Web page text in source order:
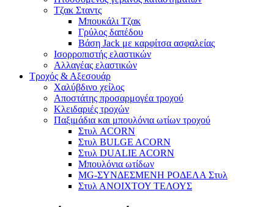
Τζακ Σταντς
Μπουκάλι Τζακ
Γρύλος δαπέδου
Βάση Jack με καρφίτσα ασφαλείας
Ισορροπιστής ελαστικών
Αλλαγέας ελαστικών
Τροχός & Αξεσουάρ
Χαλύβδινο χείλος
Αποστάτης προσαρμογέα τροχού
Κλειδαριές τροχών
Παξιμάδια και μπουλόνια ωτίων τροχού
Στυλ ACORN
Στυλ BULGE ACORN
Στυλ DUALIE ACORN
Μπουλόνια ωτίδων
MG-ΣΥΝΔΕΣΜΕΝΗ ΡΟΔΕΛΑ Στυλ
Στυλ ΑΝΟΙΧΤΟΥ ΤΕΛΟΥΣ